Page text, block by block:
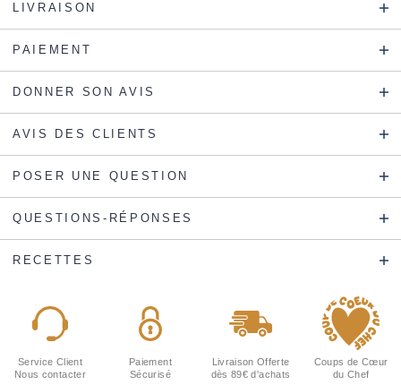
LIVRAISON
PAIEMENT
DONNER SON AVIS
AVIS DES CLIENTS
POSER UNE QUESTION
QUESTIONS-RÉPONSES
RECETTES
Service Client
Nous contacter
Paiement
Sécurisé
Livraison Offerte
dès 89€ d'achats
Coups de Cœur
du Chef